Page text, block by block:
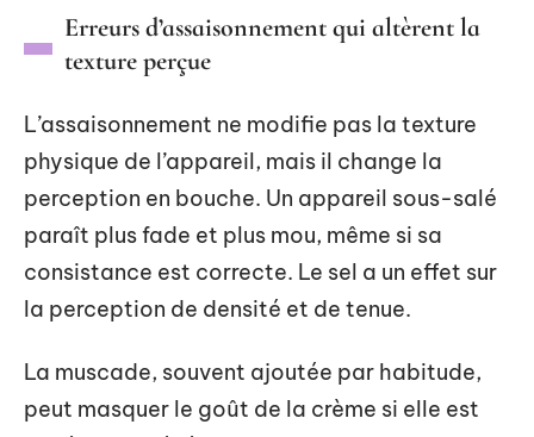
Erreurs d’assaisonnement qui altèrent la
texture perçue
L’assaisonnement ne modifie pas la texture
physique de l’appareil, mais il change la
perception en bouche. Un appareil sous-salé
paraît plus fade et plus mou, même si sa
consistance est correcte. Le sel a un effet sur
la perception de densité et de tenue.
La muscade, souvent ajoutée par habitude,
peut masquer le goût de la crème si elle est